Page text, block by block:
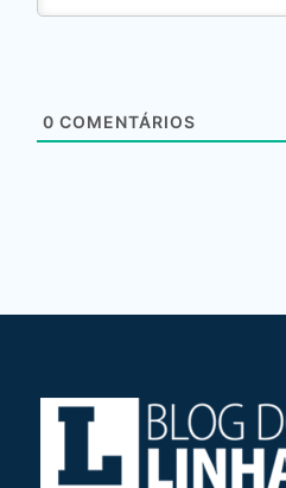
0 COMENTÁRIOS